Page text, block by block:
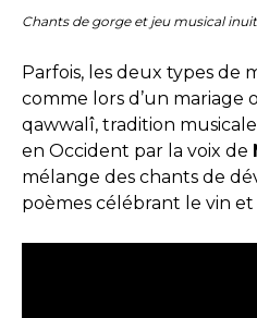
Chants de gorge et jeu musical inuit
Parfois, les deux types de
comme lors d’un mariage
qawwalî, tradition
en Occident par la voix de
mélange des chants de
poèmes célébrant le vin et